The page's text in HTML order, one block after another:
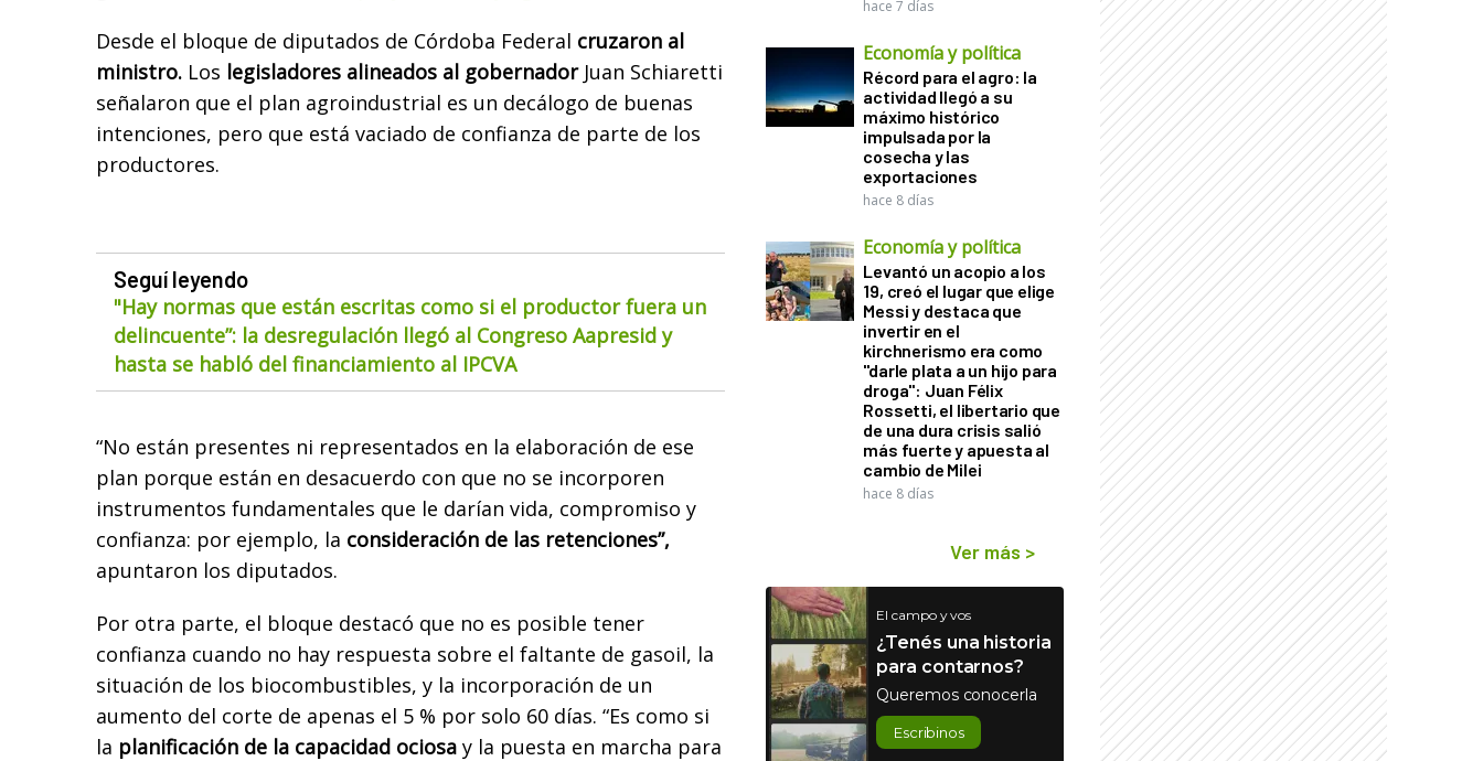
Desde el bloque de diputados de Córdoba Federal cruzaron al
ministro. Los legisladores alineados al gobernadorJuan Schiaretti
señalaron que el plan agroindustrial es un decálogo de buenas
intenciones, pero que está vaciado de confianza de parte de los
productores.
Seguí leyendo
"Hay normas que están escritas como si el productor fuera un
delincuente”: la desregulación llegó al Congreso Aapresid y
hasta se habló del financiamiento al IPCVA
“No están presentes ni representados en la elaboración de ese
plan porque están en desacuerdo con que no se incorporen
instrumentos fundamentales que le darían vida, compromiso y
confianza: por ejemplo, la consideración de las retenciones”,
apuntaron los diputados.
Por otra parte, el bloque destacó que no es posible tener
confianza cuando no hay respuesta sobre el faltante de gasoil, la
situación de los biocombustibles, y la incorporación de un
aumento del corte de apenas el 5 % por solo 60 días. “Es como si
la planificación de la capacidad ociosa y la puesta en marcha para
hace 7 días
Economía y política
Récord para el agro: la
actividad llegó a su
máximo histórico
impulsada por la
cosecha y las
exportaciones
hace 8 días
Economía y política
Levantó un acopio a los
19, creó el lugar que elige
Messi y destaca que
invertir en el
kirchnerismo era como
"darle plata a un hijo para
droga": Juan Félix
Rossetti, el libertario que
de una dura crisis salió
más fuerte y apuesta al
cambio de Milei
hace 8 días
Ver más >
El campo y vos
¿Tenés una historia
para contarnos?
Queremos conocerla
Escribinos